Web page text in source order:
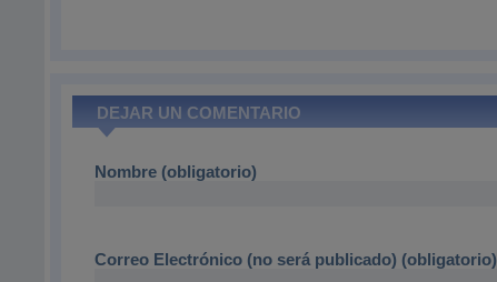
DEJAR UN COMENTARIO
Nombre (obligatorio)
Correo Electrónico (no será publicado) (obligatorio)